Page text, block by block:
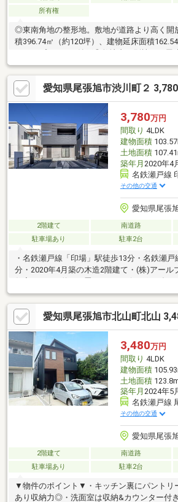
所有権
◎東南角地の整形地。敷地が道路より高く
積396.74㎡（約120坪）、建物延床面積
居に最適！◎名鉄瀬戸線「印場」駅まで徒
通りから1本入ったところに立地。閑静な住
側道路よりも敷地が約３ｍ程度高くなってい
眺望が良好で、開放感もあります。また道路
りません。◎前面道路は車の交通量が少な
ルトイン車庫。駐輪場や物置としてもご利用
愛知県尾張旭市渋川町２
3,780万円
間取り 4LDK
建物面積
土地面積
築年月 2020年4
名鉄瀬戸線
その他の交通
愛知県尾張
2階建て 南道路
駐車場あり
駐車2台
・名鉄瀬戸線「印場」駅徒歩13分・名鉄瀬
分・2020年4月築の木造2階建て・(株)アール
住宅・LDKは約17.4畳あり、リビング・ダイ
暖房がございます・コンロはIHを採用、ビル
す・キッチン横にはパントリーとして使用可
換気乾燥暖房機があるため、雨の日でも洗濯
槽には美泡湯機能があり、マイクロバブル入
土間収納があるため、アウトドア用品などの
ち着いた街並みに合うモダンな外観です・カ
列駐車可能です
愛知県尾張旭市北山町北山
3,480万円
間取り 4LDK
建物面積
土地面積
築年月 2024年5
名鉄瀬戸線
その他の交通
愛知県尾張
2階建て 南道路
駐車場あり
駐車2台
▼物件のポイント▼・キッチン裏にパント
あり収納力◎・洗面室は収納&カウンター付